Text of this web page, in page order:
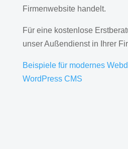
Firmenwebsite handelt.
Für eine kostenlose
unser Außendienst in Ihrer
Beispiele für modernes
WordPress CMS